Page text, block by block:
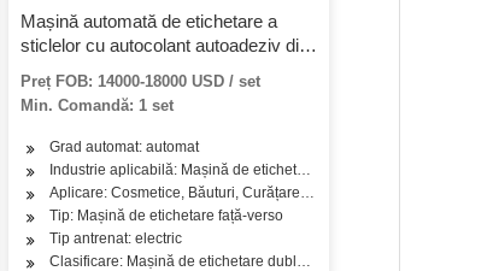
Gustare, Orez, Făină, Condimente, Produse lactate
Legume, Fructe, Pește, Carne, Gustare, Orez, Făină, Condimente,
Produse de îngrijire a pielii, Produse de îngrijire a părului, Ulei,
sticlei rotunde verticale
Mașină automată de etichetare a
sticlelor cu autocolant autoadeziv din
Preț FOB: 14000-18000 USD / set
Min. Comandă: 1 set
Grad automat: automat
Industrie aplicabilă: Mașină de etichetare
Aplicare: Cosmetice, Băuturi, Curățare, Detergent, Produse de
Tip: Mașină de etichetare față-verso
Tip antrenat: electric
Clasificare: Mașină de etichetare dublă laterală